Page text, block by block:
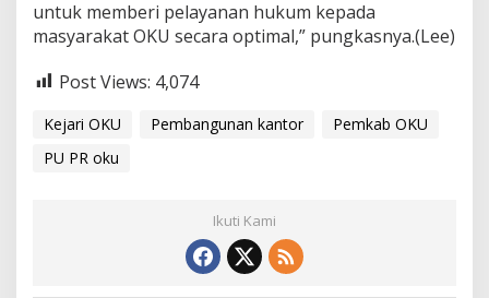
untuk memberi pelayanan hukum kepada
masyarakat OKU secara optimal,” pungkasnya.(Lee)
Post Views: 4,074
Kejari OKU Pembangunan kantor
Pemkab OKU
PU PR oku
Ikuti Kami